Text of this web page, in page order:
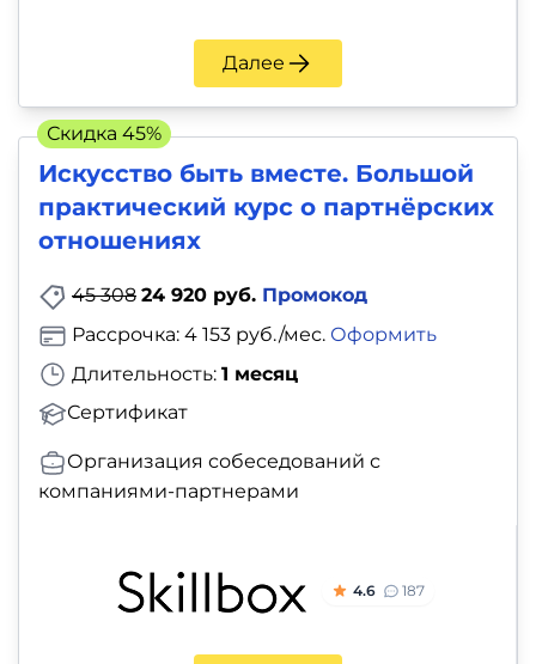
Далее
Искусство быть вместе. Большой
практический курс о партнёрских
отношениях
45 308 24 920 руб. Промокод
Длительность: 1 месяц
Сертификат
Рассрочка: 4 153 руб./мес. Оформить
Организация собеседований с
компаниями-партнерами
4.6 187
Скидка 45%